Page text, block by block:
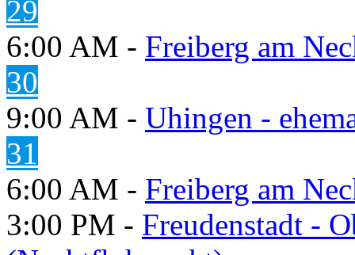
29
6:00 AM - Freiberg am
30
9:00 AM - Uhingen -
31
6:00 AM - Freiberg am
3:00 PM - Freudenstadt -